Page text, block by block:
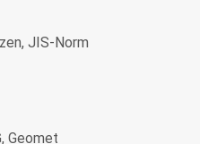
JIS-Norm
Geomet